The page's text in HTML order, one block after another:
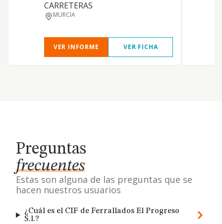
CARRETERAS
MURCIA
VER INFORME VER FICHA
Preguntas
frecuentes
Estas son alguna de las preguntas que se
hacen nuestros usuarios
¿Cuál es el CIF de Ferrallados El Progreso
S.l.?